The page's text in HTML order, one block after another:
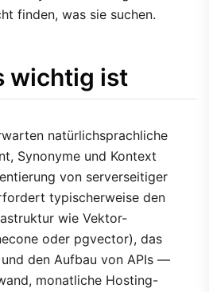
finden, was sie suchen.
wichtig ist
natürlichsprachliche
Synonyme und Kontext
von serverseitiger
typischerweise den
wie Vektor-
oder pgvector), das
den Aufbau von APIs —
monatliche Hosting-